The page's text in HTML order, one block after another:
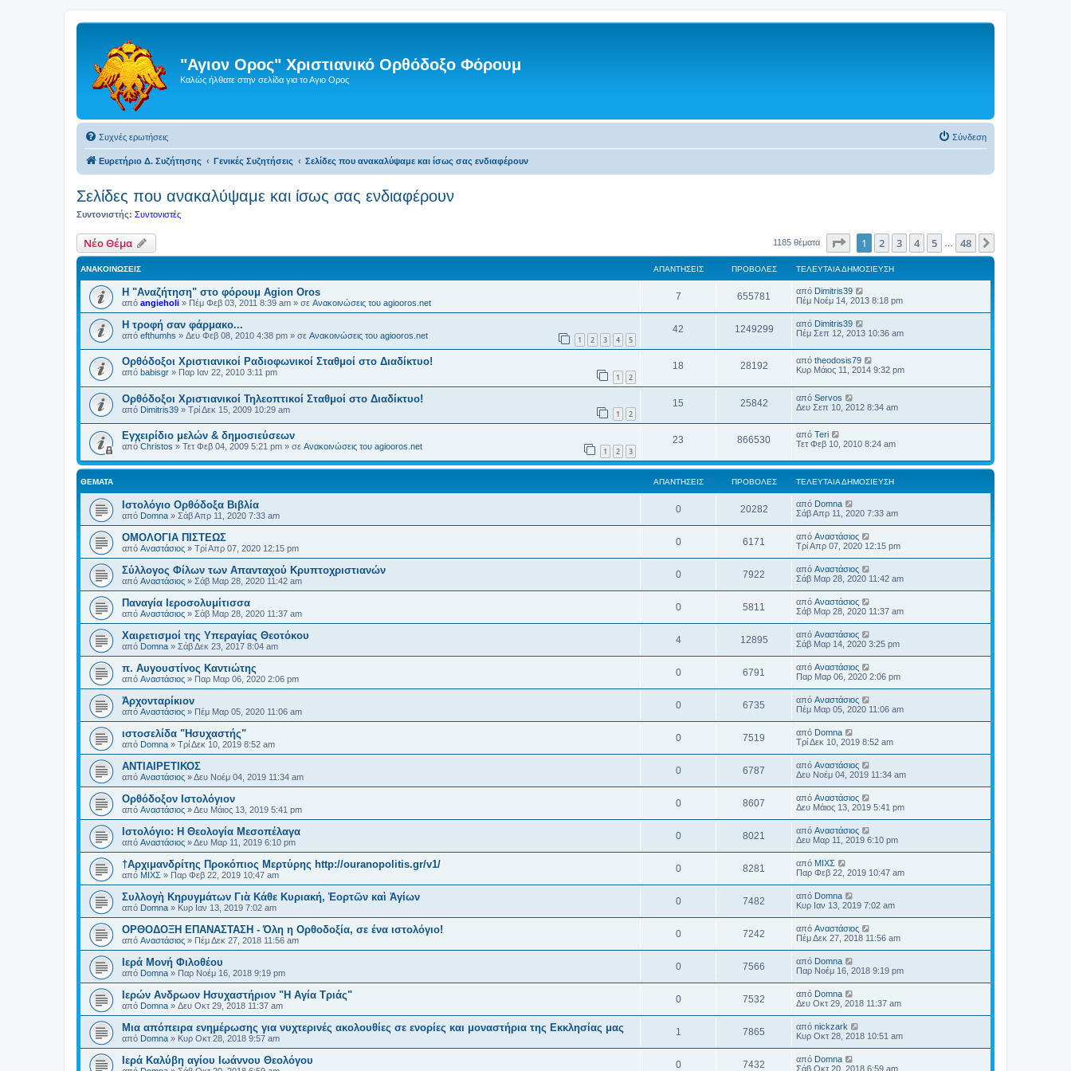
"Αγιον Ορος" Χριστιανικό Ορθόδοξο Φόρουμ
Καλώς ήλθατε στην σελίδα για το Αγιο Ορος
Συχνές ερωτήσεις Σύνδεση
Ευρετήριο Δ. Συζήτησης Γενικές Συζητήσεις Σελίδες που ανακαλύψαμε και ίσως σας ενδιαφέρουν
Σελίδες που ανακαλύψαμε και ίσως σας ενδιαφέρουν
Συντονιστής: Συντονιστές
Νέο Θέμα 1185 θέματα Σελίδα1 από 48
1 2 3 4 5 48
ΑΝΑΚΟΙΝΏΣΕΙΣ ΑΠΑΝΤΉΣΕΙΣ ΠΡΟΒΟΛΈΣ ΤΕΛΕΥΤΑΊΑ ΔΗΜΟΣΊΕΥΣΗ
Η "Αναζήτηση" στο φόρουμ Agion Oros
από angieholi » Πέμ Φεβ 03, 2011 8:39 am » σε Ανακοινώσεις του agiooros.net
7 655781 από Dimitris39
Πέμ Νοέμ 14, 2013 8:18 pm
H τροφή σαν φάρμακο...
από efthumhs » Δευ Φεβ 08, 2010 4:38 pm » σε Ανακοινώσεις του agiooros.net 1 2 3 4 5
42 1249299 από Dimitris39
Πέμ Σεπ 12, 2013 10:36 am
Ορθόδοξοι Χριστιανικοί Ραδιοφωνικοί Σταθμοί στο Διαδίκτυο!
από babisgr » Παρ Ιαν 22, 2010 3:11 pm 1 2
18 28192 από theodosis79
Κυρ Μάιος 11, 2014 9:32 pm
Ορθόδοξοι Χριστιανικοί Τηλεοπτικοί Σταθμοί στο Διαδίκτυο!
από Dimitris39 » Τρί Δεκ 15, 2009 10:29 am 1 2
15 25842 από Servos
Δευ Σεπ 10, 2012 8:34 am
Εγχειρίδιο μελών & δημοσιεύσεων
από Christos » Τετ Φεβ 04, 2009 5:21 pm » σε Ανακοινώσεις του agiooros.net 1 2 3
23 866530 από Teri
Τετ Φεβ 10, 2010 8:24 am
ΘΈΜΑΤΑ ΑΠΑΝΤΉΣΕΙΣ ΠΡΟΒΟΛΈΣ ΤΕΛΕΥΤΑΊΑ ΔΗΜΟΣΊΕΥΣΗ
Ιστολόγιο Ορθόδοξα Βιβλία
από Domna » Σάβ Απρ 11, 2020 7:33 am
0 20282 από Domna
Σάβ Απρ 11, 2020 7:33 am
ΟΜΟΛΟΓΙΑ ΠΙΣΤΕΩΣ
από Αναστάσιος » Τρί Απρ 07, 2020 12:15 pm
0 6171 από Αναστάσιος
Τρί Απρ 07, 2020 12:15 pm
Σύλλογος Φίλων των Απανταχού Κρυπτοχριστιανών
από Αναστάσιος » Σάβ Μαρ 28, 2020 11:42 am
0 7922 από Αναστάσιος
Σάβ Μαρ 28, 2020 11:42 am
Παναγία Ιεροσολυμίτισσα
από Αναστάσιος » Σάβ Μαρ 28, 2020 11:37 am
0 5811 από Αναστάσιος
Σάβ Μαρ 28, 2020 11:37 am
Χαιρετισμοί της Υπεραγίας Θεοτόκου
από Domna » Σάβ Δεκ 23, 2017 8:04 am
4 12895 από Αναστάσιος
Σάβ Μαρ 14, 2020 3:25 pm
π. Αυγουστίνος Καντιώτης
από Αναστάσιος » Παρ Μαρ 06, 2020 2:06 pm
0 6791 από Αναστάσιος
Παρ Μαρ 06, 2020 2:06 pm
Ἀρχονταρίκιον
από Αναστάσιος » Πέμ Μαρ 05, 2020 11:06 am
0 6735 από Αναστάσιος
Πέμ Μαρ 05, 2020 11:06 am
ιστοσελίδα "Ησυχαστής"
από Domna » Τρί Δεκ 10, 2019 8:52 am
0 7519 από Domna
Τρί Δεκ 10, 2019 8:52 am
ΑΝΤΙΑΙΡΕΤΙΚΟΣ
από Αναστάσιος »Δευ Νοέμ 04, 2019 11:34 am
0 6787 από Αναστάσιος
Δευ Νοέμ 04, 2019 11:34 am
Ορθόδοξον Ιστολόγιον
από Αναστάσιος »Δευ Μάιος 13, 2019 5:41 pm
0 8607 από Αναστάσιος
Δευ Μάιος 13, 2019 5:41 pm
Ιστολόγιο: Η Θεολογία Μεσοπέλαγα
από Αναστάσιος »Δευ Μαρ 11, 2019 6:10 pm
0 8021 από Αναστάσιος
Δευ Μαρ 11, 2019 6:10 pm
†Αρχιμανδρίτης Προκόπιος Μερτύρης http://ouranopolitis.gr/v1/
από ΜΙΧΣ » Παρ Φεβ 22, 2019 10:47 am
0 8281 από ΜΙΧΣ
Παρ Φεβ 22, 2019 10:47 am
Συλλογὴ Κηρυγμάτων Γιὰ Κάθε Κυριακή, Ἑορτῶν καὶ Ἁγίων
από Domna » Κυρ Ιαν 13, 2019 7:02 am
0 7482 από Domna
Κυρ Ιαν 13, 2019 7:02 am
ΟΡΘΟΔΟΞΗ ΕΠΑΝΑΣΤΑΣΗ - Όλη η Ορθοδοξία, σε ένα ιστολόγιο!
από Αναστάσιος » Πέμ Δεκ 27, 2018 11:56 am
0 7242 από Αναστάσιος
Πέμ Δεκ 27, 2018 11:56 am
Ιερά Μονή Φιλοθέου
από Domna » Παρ Νοέμ 16, 2018 9:19 pm
0 7566 από Domna
Παρ Νοέμ 16, 2018 9:19 pm
Ιερών Ανδρωον Ησυχαστήριον "Η Αγία Τριάς"
από Domna » Δευ Οκτ 29, 2018 11:37 am
0 7532 από Domna
Δευ Οκτ 29, 2018 11:37 am
Μια απόπειρα ενημέρωσης για νυχτερινές ακολουθίες σε ενορίες και μοναστήρια της Εκκλησίας μας
από Domna » Κυρ Οκτ 28, 2018 9:57 am
1 7865 από nickzark
Κυρ Οκτ 28, 2018 10:51 am
Ιερά Καλύβη αγίου Ιωάννου Θεολόγου 0 7432 από Domna
Σάβ Οκτ 20, 2018 6:59 am